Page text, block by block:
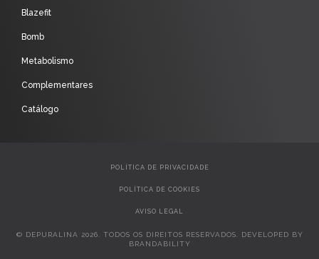
Blazefit
Bomb
Metabolismo
Complementares
Catálogo
© DEPURALINA 2026. TODOS OS DIREITOS RESERVADOS. DEVELOPED BY
BRANDABILITY
POLÍTICA DE PRIVACIDADE
POLÍTICA DE COOKIES
AVISO LEGAL